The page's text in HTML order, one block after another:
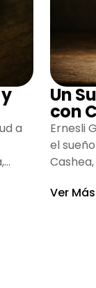
a
Un
con
Ernesli
el
alegría
Ver Más